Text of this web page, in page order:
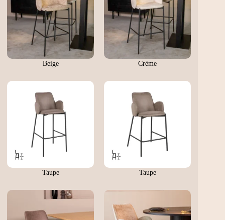
Beige Crème
Taupe Taupe